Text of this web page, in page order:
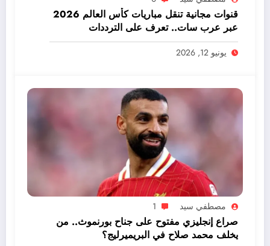
قنوات مجانية تنقل مباريات كأس العالم 2026
عبر عرب سات.. تعرف على الترددات
يونيو 12, 2026
مصطفي سيد 1
صراع إنجليزي مفتوح على جناح بورنموث.. من
يخلف محمد صلاح في البريميرليج؟